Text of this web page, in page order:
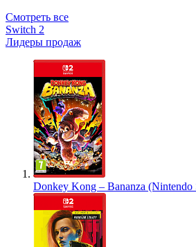
Смотреть все
Switch 2
Лидеры продаж
Donkey Kong – Bananza (Nintendo